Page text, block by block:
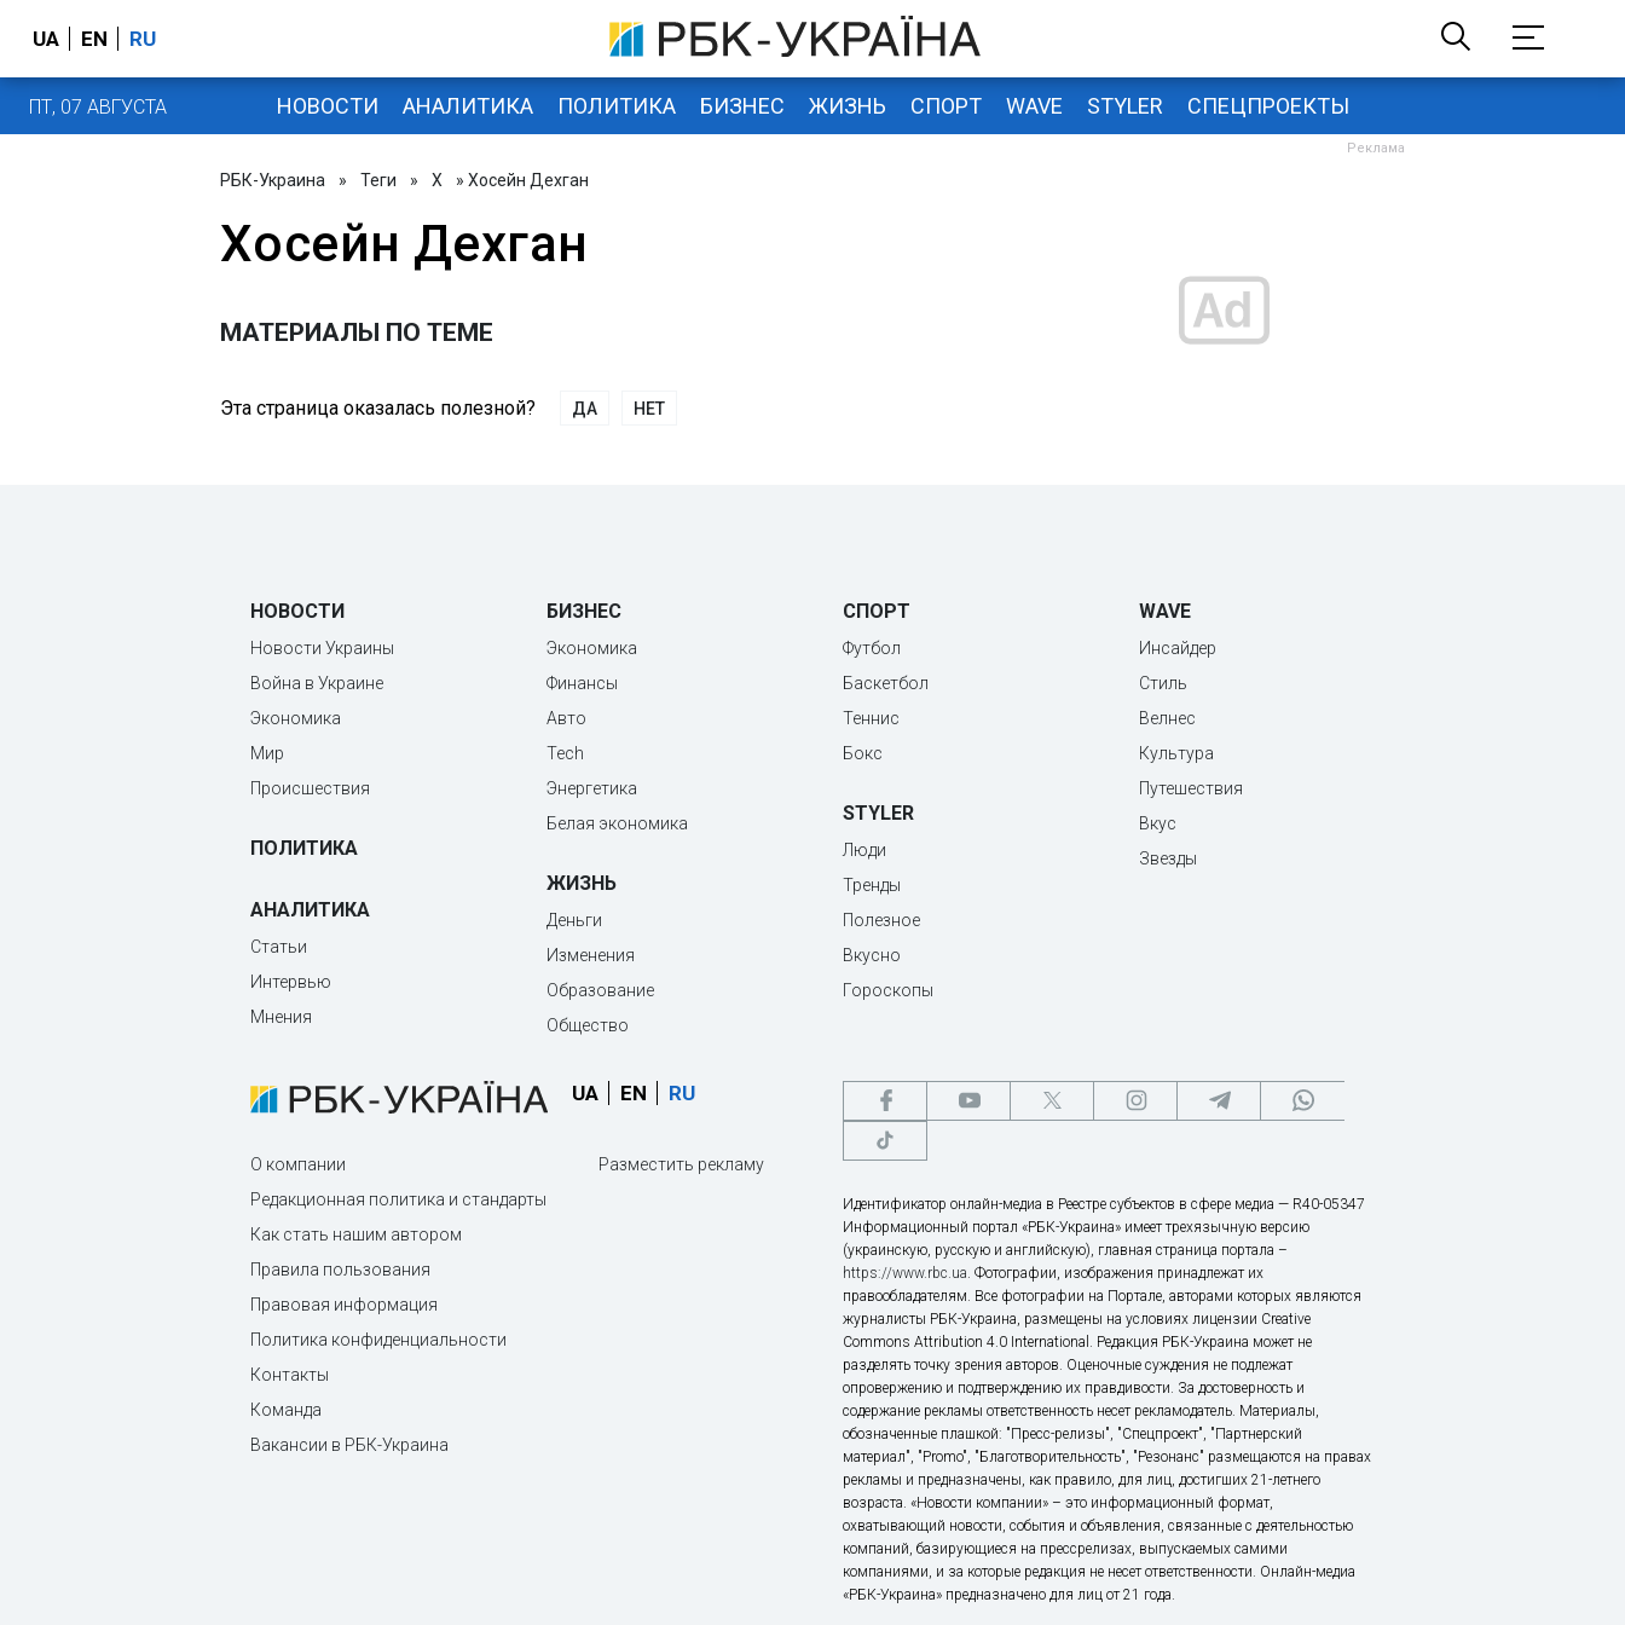
UA EN RU
ПТ, 07 АВГУСТА НОВОСТИ АНАЛИТИКА ПОЛИТИКА БИЗНЕС ЖИЗНЬ СПОРТ WAVE STYLER СПЕЦПРОЕКТЫ
РБК-Украина » Теги » Х » Хосейн Дехган
Хосейн Дехган
МАТЕРИАЛЫ ПО ТЕМЕ
Эта страница оказалась полезной? ДА НЕТ
НОВОСТИ
Новости Украины
Война в Украине
Экономика
Мир
Происшествия
ПОЛИТИКА
АНАЛИТИКА
Статьи
Интервью
Мнения
БИЗНЕС
Экономика
Финансы
Авто
Tech
Энергетика
Белая экономика
ЖИЗНЬ
Деньги
Изменения
Образование
Общество
СПОРТ
Футбол
Баскетбол
Теннис
Бокс
STYLER
Люди
Тренды
Полезное
Вкусно
Гороскопы
WAVE
Инсайдер
Стиль
Велнес
Культура
Путешествия
Вкус
Звезды
UA EN RU
О компании
Редакционная политика и стандарты
Как стать нашим автором
Правила пользования
Правовая информация
Политика конфиденциальности
Контакты
Команда
Вакансии в РБК-Украина
Разместить рекламу
Идентификатор онлайн-медиа в Реестре субъектов в сфере медиа — R40-05347
Информационный портал «РБК-Украина» имеет трехязычную версию
(украинскую, русскую и английскую), главная страница портала –
https://www.rbc.ua. Фотографии, изображения принадлежат их
правообладателям. Все фотографии на Портале, авторами которых являются
журналисты РБК-Украина, размещены на условиях лицензии Creative
Commons Attribution 4.0 International. Редакция РБК-Украина может не
разделять точку зрения авторов. Оценочные суждения не подлежат
опровержению и подтверждению их правдивости. За достоверность и
содержание рекламы ответственность несет рекламодатель. Материалы,
обозначенные плашкой: "Пресс-релизы", "Спецпроект", "Партнерский
материал", "Promo", "Благотворительность", "Резонанс" размещаются на правах
рекламы и предназначены, как правило, для лиц, достигших 21-летнего
возраста. «Новости компании» – это информационный формат,
охватывающий новости, события и объявления, связанные с деятельностью
компаний, базирующиеся на прессрелизах, выпускаемых самими
компаниями, и за которые редакция не несет ответственности. Онлайн-медиа
«РБК-Украина» предназначено для лиц от 21 года.